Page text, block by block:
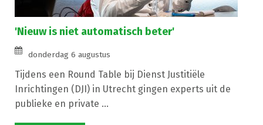
'Nieuw is niet automatisch beter'
donderdag 6 augustus
Tijdens een Round Table bij Dienst Justitiële
Inrichtingen (DJI) in Utrecht gingen experts uit de
publieke en private ...